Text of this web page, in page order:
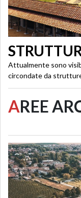
Attualmente sono
circondate da
AREE